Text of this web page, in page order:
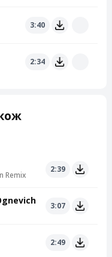
3:40
2:34
Remix
2:39
3:07
2:49